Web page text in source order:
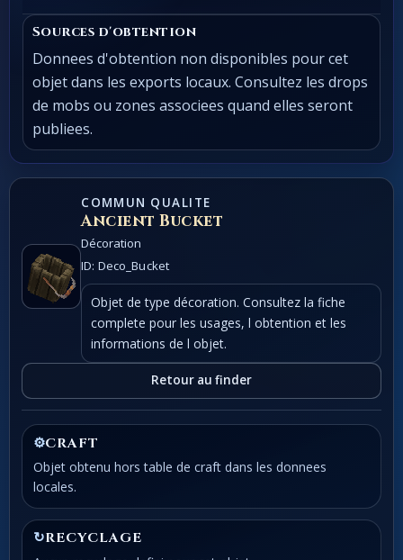
Sources d'obtention
Donnees d'obtention non disponibles pour cet
objet dans les exports locaux. Consultez les drops
de mobs ou zones associees quand elles seront
publiees.
COMMUN QUALITE
Ancient Bucket
Décoration
ID: Deco_Bucket
Objet de type décoration. Consultez la fiche
complete pour les usages, l obtention et les
informations de l objet.
Retour au finder
⚙CRAFT
Objet obtenu hors table de craft dans les donnees
locales.
↻RECYCLAGE